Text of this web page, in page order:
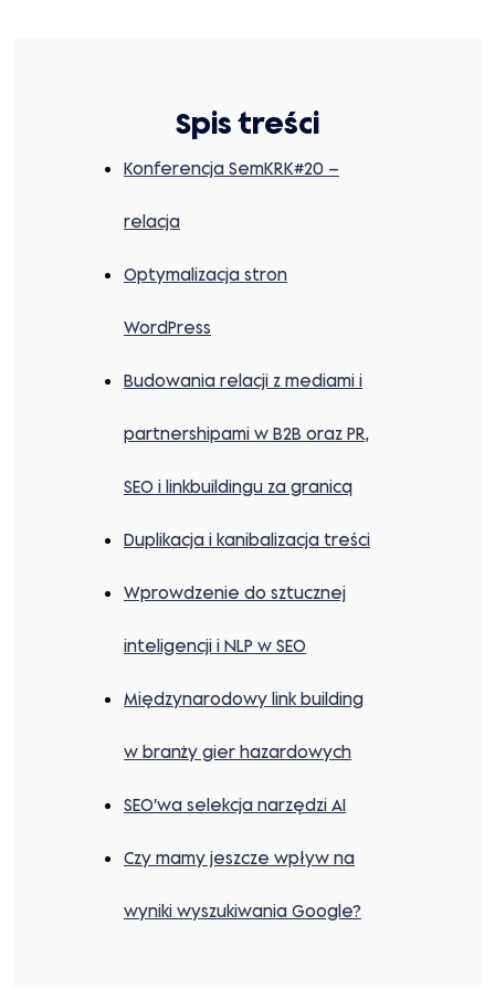
Spis treści
Konferencja SemKRK#20 –
relacja
Optymalizacja stron
WordPress
Budowania relacji z mediami i
partnershipami w B2B oraz PR,
SEO i linkbuildingu za granicą
Duplikacja i kanibalizacja treści
Wprowdzenie do sztucznej
inteligencji i NLP w SEO
Międzynarodowy link building
w branży gier hazardowych
SEO’wa selekcja narzędzi AI
Czy mamy jeszcze wpływ na
wyniki wyszukiwania Google?